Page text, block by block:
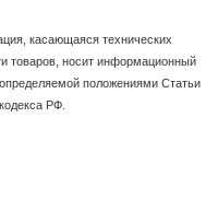
касающаяся технических
товаров, носит информационный
положениями Статьи
РФ.